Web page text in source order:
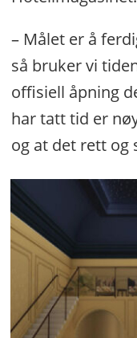
– Målet er å
så bruker vi
offisiell åpning
har tatt tid er
og at det rett og